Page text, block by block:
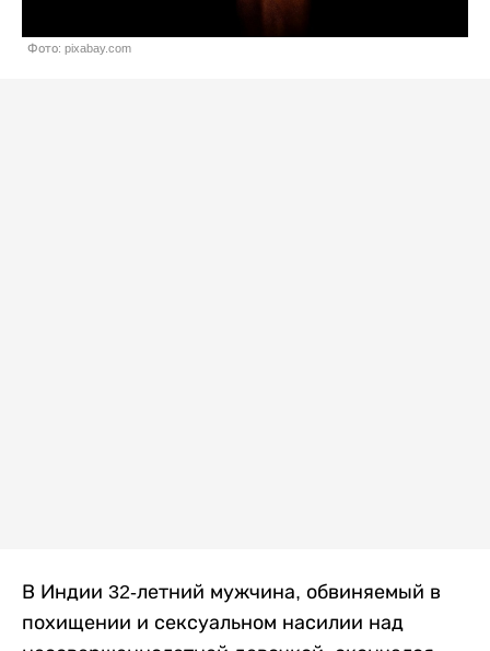
Фото: pixabay.com
В Индии 32-летний мужчина, обвиняемый в
похищении и сексуальном насилии над